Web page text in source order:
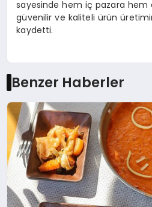
sayesinde hem iç pazara hem
güvenilir ve kaliteli ürün
kaydetti.
Benzer Haberler